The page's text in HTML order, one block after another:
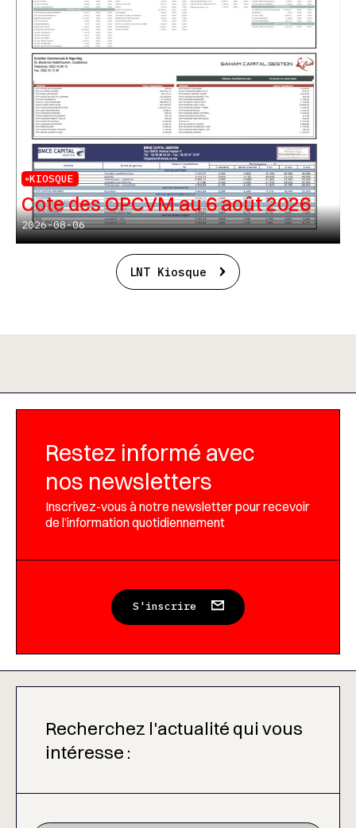
KIOSQUE
Cote des OPCVM au 6 août 2026
2026-08-06
LNT Kiosque
Restez informé avec
nos newsletters
Inscrivez-vous à notre newsletter pour recevoir
de l’information quotidiennement
S'inscrire
Recherchez l'actualité qui vous
intéresse :